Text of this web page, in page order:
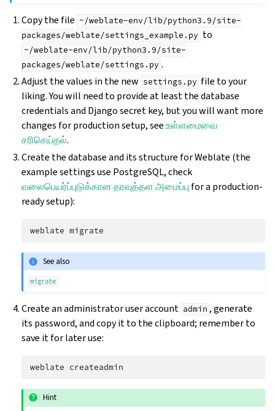
Copy the file ~/weblate-env/lib/python3.9/site-
packages/weblate/settings_example.py to
~/weblate-env/lib/python3.9/site-
packages/weblate/settings.py .
Adjust the values in the new settings.py file to your
liking. You will need to provide at least the database
credentials and Django secret key, but you will want more
changes for production setup, seeஉள்ளமைவை
சரிசெய்தல்.
Create the database and its structure for Weblate (the
example settings use PostgreSQL, check
வலைபெயர்ப்புடுக்கான தரவுத்தள அமைப்பு for a production-
ready setup):
weblate
See also
migrate
Create an administrator user account admin , generate
its password, and copy it to the clipboard; remember to
save it for later use:
weblate
Hint